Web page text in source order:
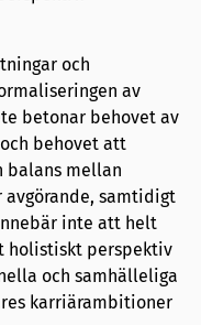
och
av
betonar behovet av
behovet att
balans mellan
samtidigt
inte att helt
holistiskt perspektiv
och samhälleliga
karriärambitioner